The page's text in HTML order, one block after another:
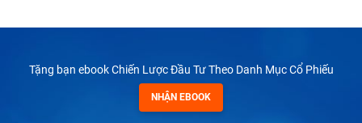
Tặng bạn ebook Chiến Lược Đầu Tư Theo Danh Mục Cổ Phiếu
NHẬN EBOOK